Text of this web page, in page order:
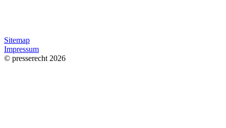
Sitemap
Impressum
© presserecht 2026